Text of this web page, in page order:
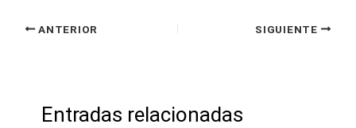
ANTERIOR SIGUIENTE
Entradas relacionadas